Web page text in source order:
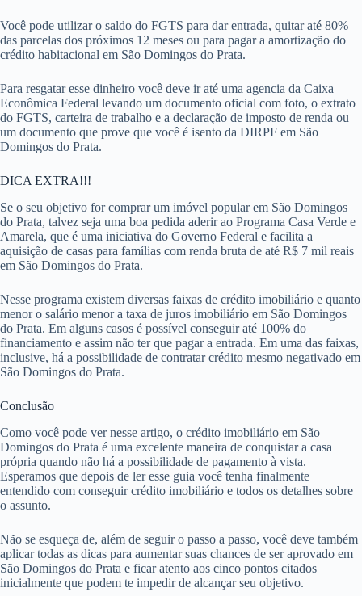
Você pode utilizar o saldo do FGTS para dar entrada, quitar até 80%
das parcelas dos próximos 12 meses ou para pagar a amortização do
crédito habitacional em São Domingos do Prata.
Para resgatar esse dinheiro você deve ir até uma agencia da Caixa
Econômica Federal levando um documento oficial com foto, o extrato
do FGTS, carteira de trabalho e a declaração de imposto de renda ou
um documento que prove que você é isento da DIRPF em São
Domingos do Prata.
DICA EXTRA!!!
Se o seu objetivo for comprar um imóvel popular em São Domingos
do Prata, talvez seja uma boa pedida aderir ao Programa Casa Verde e
Amarela, que é uma iniciativa do Governo Federal e facilita a
aquisição de casas para famílias com renda bruta de até R$ 7 mil reais
em São Domingos do Prata.
Nesse programa existem diversas faixas de crédito imobiliário e quanto
menor o salário menor a taxa de juros imobiliário em São Domingos
do Prata. Em alguns casos é possível conseguir até 100% do
financiamento e assim não ter que pagar a entrada. Em uma das faixas,
inclusive, há a possibilidade de contratar crédito mesmo negativado em
São Domingos do Prata.
Conclusão
Como você pode ver nesse artigo, o crédito imobiliário em São
Domingos do Prata é uma excelente maneira de conquistar a casa
própria quando não há a possibilidade de pagamento à vista.
Esperamos que depois de ler esse guia você tenha finalmente
entendido com conseguir crédito imobiliário e todos os detalhes sobre
o assunto.
Não se esqueça de, além de seguir o passo a passo, você deve também
aplicar todas as dicas para aumentar suas chances de ser aprovado em
São Domingos do Prata e ficar atento aos cinco pontos citados
inicialmente que podem te impedir de alcançar seu objetivo.